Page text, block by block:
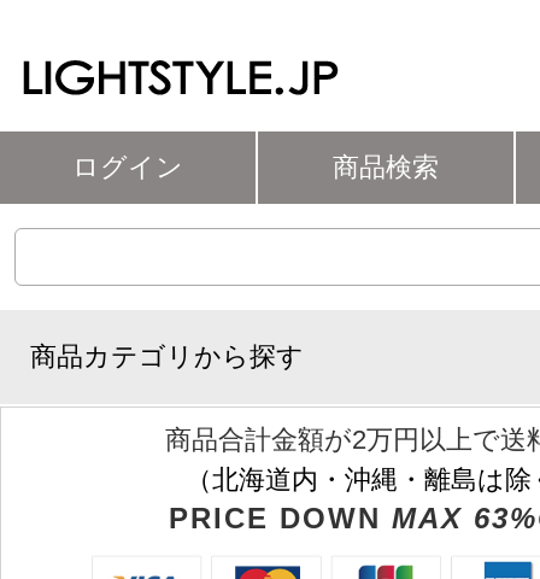
ログイン 商品検索
商品カテゴリから探す
商品合計金額が2万円以上で送
（北海道内・沖縄・離島は
PRICE DOWN MAX